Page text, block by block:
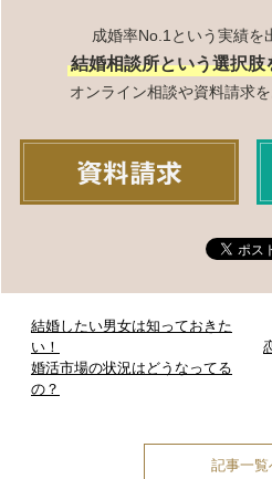
成婚率No.1という実績を
結婚相談所という選択肢
オンライン相談や資料請求
結婚したい男女は知っておきた
い！
婚活市場の状況はどうなってる
の？
記事一覧